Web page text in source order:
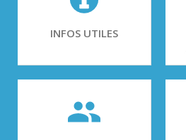
INFOS UTILES